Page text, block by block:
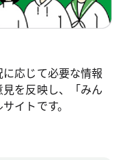
応じて必要な情報
を反映し、「みん
イトです。